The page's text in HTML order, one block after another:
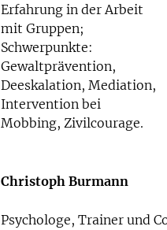
Erfahrung in der Arbeit
mit Gruppen;
Schwerpunkte:
Gewaltprävention,
Deeskalation, Mediation,
Intervention bei
Mobbing, Zivilcourage.
Christoph Burmann
Psychologe, Trainer und